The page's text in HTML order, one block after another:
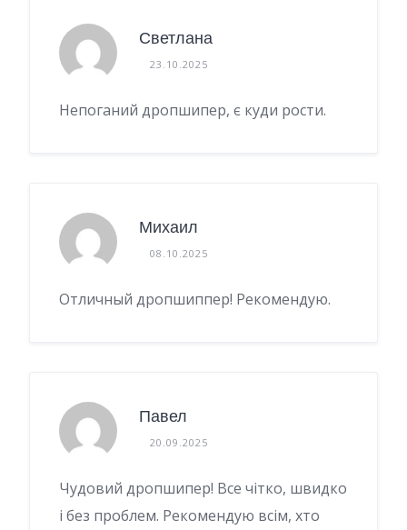
Светлана
23.10.2025
Непоганий дропшипер, є куди рости.
Михаил
08.10.2025
Отличный дропшиппер! Рекомендую.
Павел
20.09.2025
Чудовий дропшипер! Все чітко, швидко
і без проблем. Рекомендую всім, хто